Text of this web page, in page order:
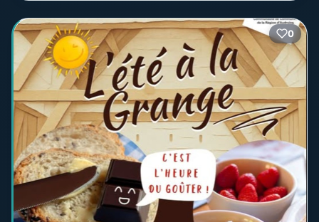
vous majeurs auront lieu chaque mercredi et
samedi, avec des spectacles et animations comme
le théâtre, le cirque, les marionnettes, la musique, la
danse, la magie, les ateliers parents-enfants et les
jeux de plein air. Parmi les temps forts de cette
édition, on retrouve les structures gonflables, les
jeux de plein air et les ateliers parents-enfants
chaque mercredi à la salle Suzanne Lenglen. Le
festival se clôturera avec un magnifique ballet
acrobatique et pyrotechnique de la Compagnie
Remue-Ménage, "Rêve", le dimanche 23 août au
Jardin d'Ypres. Le lancement du festival aura lieu le
samedi 11 juillet à 15h30 au Jardin d'Ypres avec
0